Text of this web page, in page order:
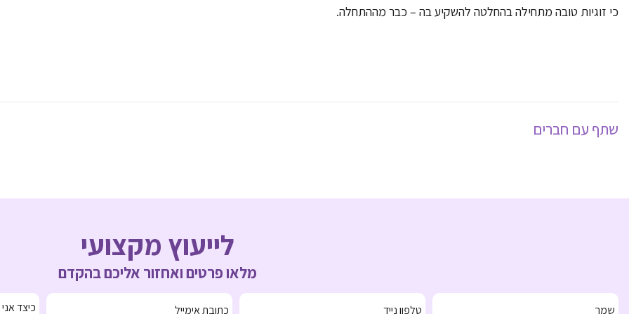
כי זוגיות טובה מתחילה בהחלטה להשקיע בה – כבר מההתחלה.
שתף עם חברים
לייעוץ מקצועי
מלאו פרטים ואחזור אליכם בהקדם